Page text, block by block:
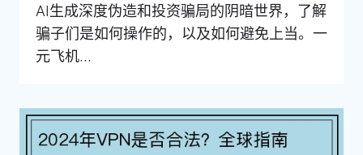
AI生成深度伪造和投资骗局的阴暗世界，了解
骗子们是如何操作的，以及如何避免上当。一
元飞机...